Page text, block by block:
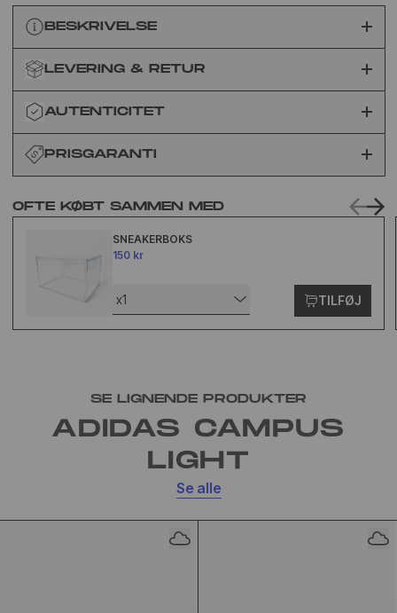
BESKRIVELSE
LEVERING & RETUR
AUTENTICITET
PRISGARANTI
OFTE KØBT SAMMEN MED
SNEAKERBOKS
150 kr
x1 TILFØJ
SE LIGNENDE PRODUKTER
ADIDAS CAMPUS
LIGHT
Se alle